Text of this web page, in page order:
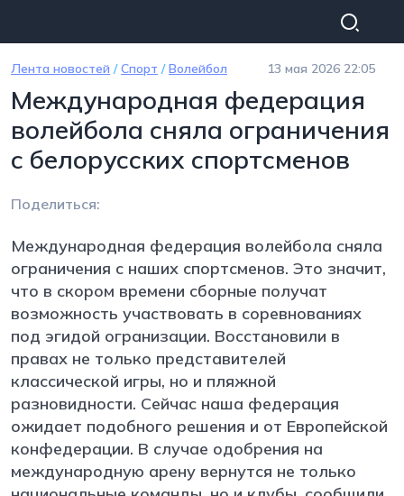
Лента новостей /Спорт /Волейбол 13 мая 2026 22:05
Международная федерация
волейбола сняла ограничения
с белорусских спортсменов
Поделиться:
Международная федерация волейбола сняла
ограничения с наших спортсменов. Это значит,
что в скором времени сборные получат
возможность участвовать в соревнованиях
под эгидой огранизации. Восстановили в
правах не только представителей
классической игры, но и пляжной
разновидности. Сейчас наша федерация
ожидает подобного решения и от Европейской
конфедерации. В случае одобрения на
международную арену вернутся не только